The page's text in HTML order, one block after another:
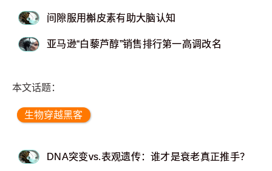
间隙服用槲皮素有助大脑认知
亚马逊“白藜芦醇”销售排行第一高调改名
本文话题：
生物穿越黑客
DNA突变vs.表观遗传：谁才是衰老真正推手？